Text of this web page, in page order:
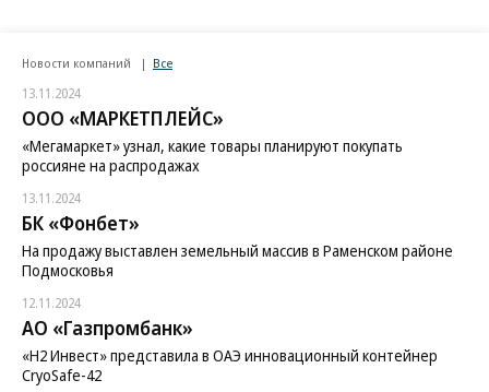
Новости компаний Все
13.11.2024
ООО «МАРКЕТПЛЕЙС»
«Мегамаркет» узнал, какие товары планируют покупать
россияне на распродажах
13.11.2024
БК «Фонбет»
На продажу выставлен земельный массив в Раменском районе
Подмосковья
12.11.2024
АО «Газпромбанк»
«H2 Инвест» представила в ОАЭ инновационный контейнер
CryoSafe-42